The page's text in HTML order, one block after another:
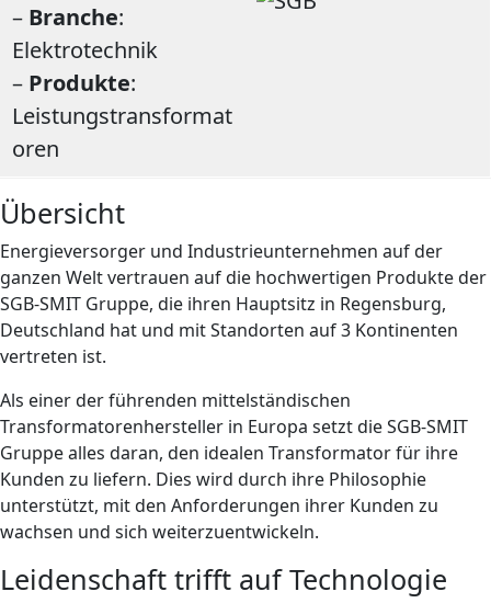
– Branche:
Elektrotechnik
– Produkte:
Leistungstransformat
oren
Übersicht
Energieversorger und Industrieunternehmen auf der
ganzen Welt vertrauen auf die hochwertigen Produkte der
SGB-SMIT Gruppe, die ihren Hauptsitz in Regensburg,
Deutschland hat und mit Standorten auf 3 Kontinenten
vertreten ist.
Als einer der führenden mittelständischen
Transformatorenhersteller in Europa setzt die SGB-SMIT
Gruppe alles daran, den idealen Transformator für ihre
Kunden zu liefern. Dies wird durch ihre Philosophie
unterstützt, mit den Anforderungen ihrer Kunden zu
wachsen und sich weiterzuentwickeln.
Leidenschaft trifft auf Technologie